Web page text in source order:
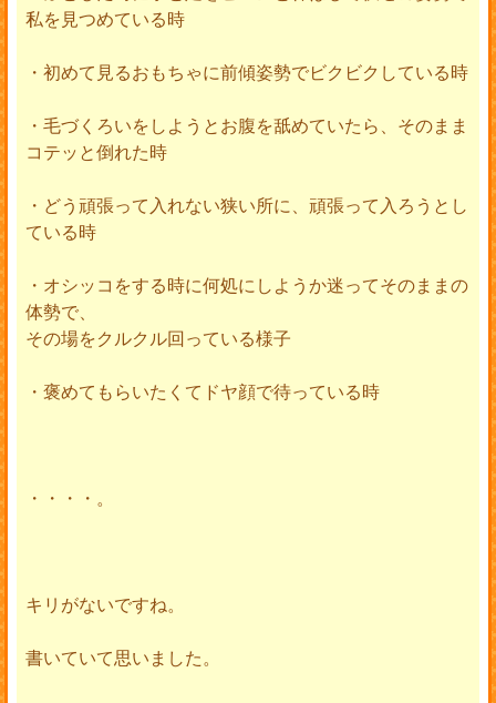
私を見つめている時
・初めて見るおもちゃに前傾姿勢でビクビクしている時
・毛づくろいをしようとお腹を舐めていたら、そのまま
コテッと倒れた時
・どう頑張って入れない狭い所に、頑張って入ろうとし
ている時
・オシッコをする時に何処にしようか迷ってそのままの
体勢で、
その場をクルクル回っている様子
・褒めてもらいたくてドヤ顔で待っている時
・・・・。
キリがないですね。
書いていて思いました。